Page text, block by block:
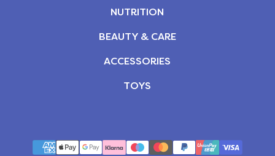
NUTRITION
BEAUTY & CARE
ACCESSORIES
TOYS